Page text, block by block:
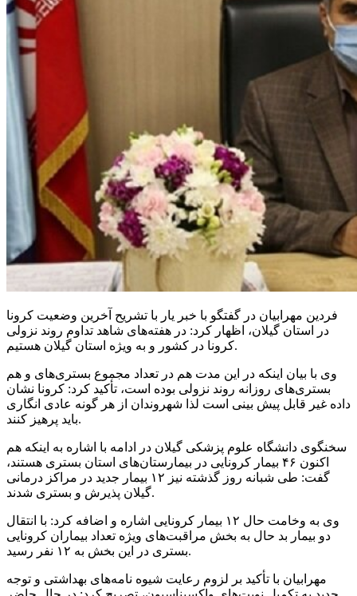
فردین مهرابیان در گفتگو با خبر یار با تشریح آخرین وضعیت کرونا
در استان گیلان، اظهار کرد: در هفته‌های شاهد تداوم روند نزولی
کرونا در کشور و به ویژه استان گیلان هستیم.
وی با بیان اینکه در این مدت هم در تعداد مجموع بستری‌های و هم
بستری‌های روزانه روند نزولی بوده است، تأکید کرد: کرونا نشان
داده غیر قابل پیش بینی است لذا شهروندان از هر گونه عادی انگاری
باید پرهیز کنند.
سخنگوی دانشگاه علوم پزشکی گیلان در ادامه با اشاره به اینکه هم
اکنون ۴۶ بیمار کرونایی در بیمارستان‌های استان بستری هستند،
گفت: طی شبانه روز گذشته نیز ۱۲ بیمار جدید در مراکز درمانی
گیلان پذیرش و بستری شدند.
وی به وخامت حال ۱۲ بیمار کرونایی اشاره و اضافه کرد: با انتقال
دو بیمار بد حال به بخش مراقبت‌های ویژه تعداد بیماران کرونایی
بستری در این بخش به ۱۲ نفر رسید.
مهرابیان با تأکید بر لزوم رعایت شیوه نامه‌های بهداشتی و توجه